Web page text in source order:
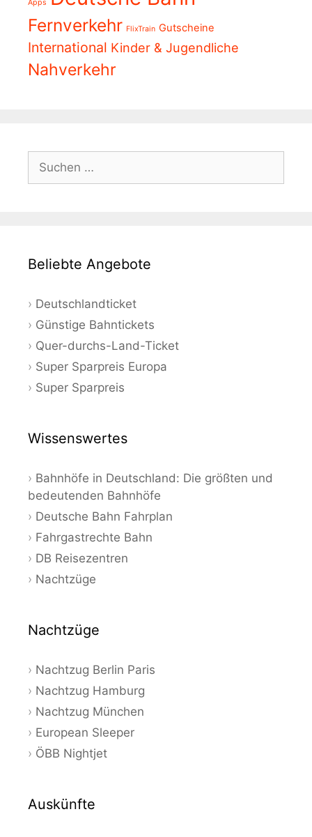
Apps
Fernverkehr FlixTrain Gutscheine
International Kinder & Jugendliche
Nahverkehr
Suchen
nach:
Beliebte Angebote
Deutschlandticket
Günstige Bahntickets
Quer-durchs-Land-Ticket
Super Sparpreis Europa
Super Sparpreis
Wissenswertes
Bahnhöfe in Deutschland: Die größten und
bedeutenden Bahnhöfe
Deutsche Bahn Fahrplan
Fahrgastrechte Bahn
DB Reisezentren
Nachtzüge
Nachtzüge
Nachtzug Berlin Paris
Nachtzug Hamburg
Nachtzug München
European Sleeper
ÖBB Nightjet
Auskünfte